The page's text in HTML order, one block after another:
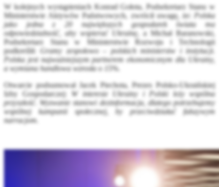
W kolejnych wystąpieniach Konrad Gołota, Podsekretarz Stanu w
Ministerstwie Aktywów Państwowych, zwrócił uwagę, że:
Polska
jako jedna z 20 największych gospodarek świata ma
odpowiedzialność, aby wspierać Ukrainę, a Michał Baranowski,
Podsekretarz Stanu w Ministerstwie Rozwoju i Technologii
podkreślił:
Gramy zespołowo – polskich ministerstw i instytucji.
Polska jest najważniejszym partnerem ekonomicznym dla Ukrainy,
a wymiana handlowa wzrosła o 15%.
Otwarcie podsumował Jacek Piechota, Prezes Polsko-Ukraińskiej
Izby Gospodarczej:
W interesie Ukrainy i Polski leży wspólna
przyszłość. Wyzwanie stanowi dezinformacja, dlatego potrzebujemy
wspólnej kampanii społecznej, by przeciwdziałać fałszywym
narracjom.